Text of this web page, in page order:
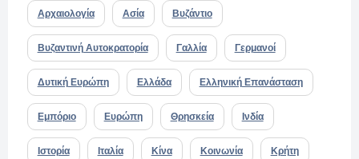
Αρχαιολογία Ασία Βυζάντιο
Βυζαντινή Αυτοκρατορία Γαλλία Γερμανοί
Δυτική Ευρώπη Ελλάδα Ελληνική Επανάσταση
Εμπόριο Ευρώπη Θρησκεία Ινδία
Ιστορία Ιταλία Κίνα Κοινωνία Κρήτη